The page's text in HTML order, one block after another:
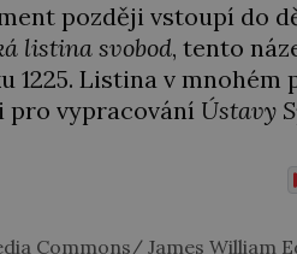
později vstoupí do
listina svobod, tento
1225. Listina v mnohém
pro vypracování Ústavy
Commons/ James William